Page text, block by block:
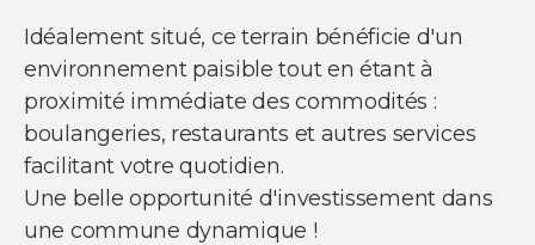
Idéalement situé, ce terrain bénéficie d'un
environnement paisible tout en étant à
proximité immédiate des commodités :
boulangeries, restaurants et autres services
facilitant votre quotidien.
Une belle opportunité d'investissement dans
une commune dynamique !
NOUS SUIVRE
Nos actualités